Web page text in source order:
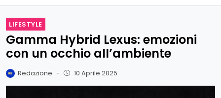
LIFESTYLE
Gamma Hybrid Lexus: emozioni
con un occhio all’ambiente
Redazione - 10 Aprile 2025